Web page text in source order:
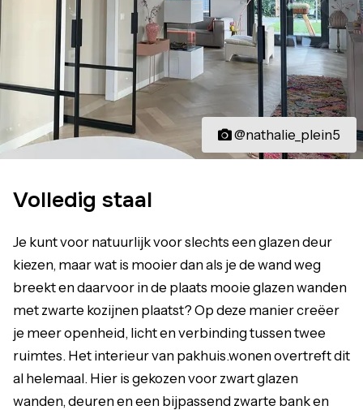
@nathalie_plein5
Volledig staal
Je kunt voor natuurlijk voor slechts een glazen deur
kiezen, maar wat is mooier dan als je de wand weg
breekt en daarvoor in de plaats mooie glazen wanden
met zwarte kozijnen plaatst? Op deze manier creëer
je meer openheid, licht en verbinding tussen twee
ruimtes. Het interieur van pakhuis.wonen overtreft dit
al helemaal. Hier is gekozen voor zwart glazen
wanden, deuren en een bijpassend zwarte bank en